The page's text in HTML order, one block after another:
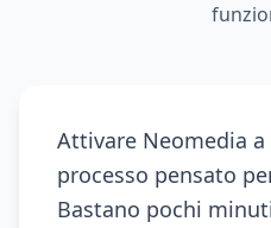
Attivare Neomedia a
processo pensato
Bastano pochi